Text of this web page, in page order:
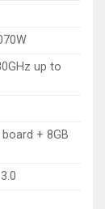
up to
board + 8GB